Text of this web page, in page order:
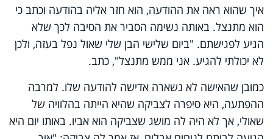
איך שהוא ראה את ההודעה, הוא חזר אליה בהודעה וכתב כי
הוא מתנצל. באותה נשימה הסביר את הסיבה לכך שלא
הגיע לפגישתם. "ביום שלישי הבן שלי שאול נפל בעזה, ולכן
לא יכולתי להגיע. אני ממש מתנצל", כתב.
כמובן שהאישה לא נשארה אדישה להודעה שלו. למרבה
ההפתעה, היא סיפרה לצביקה שהיא הייתה בהלוויה של
שאולי, אך לא היה לה מושג שצביקה הוא אביו. באותו יום היא